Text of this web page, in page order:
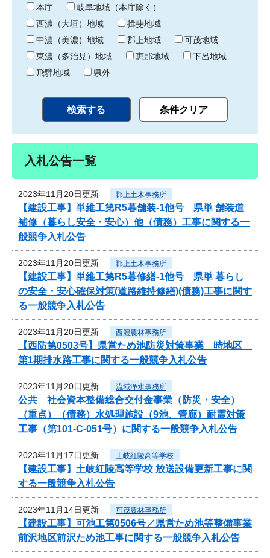
わ
り
本庁
岐阜地域（本庁除く）
西濃（大垣）地域
揖斐地域
中濃（美濃）地域
郡上地域
可茂地域
東濃（多治見）地域
恵那地域
下呂地域
飛騨地域
県外
入札公告一覧
2023年11月20日更新 郡上土木事務所
【建設工事】単維工第R5暮舗装-1他号 県単 舗装道
補修（暮らし安全・安心）他（債務）工事に関する一
般競争入札公告
2023年11月20日更新 郡上土木事務所
【建設工事】単維工第R5暮修繕-1他号 県単 暮らし
の安全・安心確保対策(道路維持修繕)(債務)工事に関す
る一般競争入札公告
2023年11月20日更新 西濃農林事務所
【西防第0503号】県営ため池防災対策事業 時地区
第1期排水路工事に関する一般競争入札公告
2023年11月20日更新 流域浄水事務所
公共 社会資本整備総合交付金事業（防災・安全）
（重点）（債務）水処理施設（9池、管廊）耐震対策
工事（第101-C-051号）に関する一般競争入札公告
2023年11月17日更新 土岐紅陵高等学校
【建設工事】土岐紅陵高等学校 放送設備更新工事に関
する一般競争入札公告
2023年11月14日更新 可茂農林事務所
【建設工事】可池工第0506号／県営ため池等整備事業
前沢地区前沢ため池工事に関する一般競争入札公告